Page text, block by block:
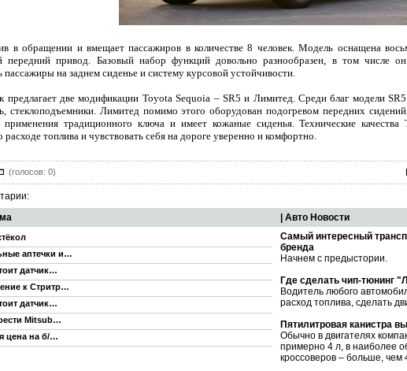
в обращении и вмещает пассажиров в количестве 8 человек. Модель оснащена
передний привод. Базовый набор функций довольно разнообразен, в том числе
пассажиры на заднем сиденье и систему курсовой устойчивости.
предлагает две модификации Toyota Sequoia – SR5 и Лимитед. Среди благ модели SR5
стеклоподъемники. Лимитед помимо этого оборудован подогревом передних
применения традиционного ключа и имеет кожаные сиденья. Технические
расходе топлива и чувствовать себя на дороге уверенно и комфортно.
(голосов: 0)
| Авто Новости
аптечки и…
датчик…
к Стритр…
датчик…
Mitsub…
цена на б/…
Самый интересный
бренда
Начнем с предыстории.
Где сделать чип-тюнинг
Водитель любого
расход топлива, сделать
Пятилитровая канистра
Обычно в двигателях
примерно 4 л, в наиболее
кроссоверов – больше, чем